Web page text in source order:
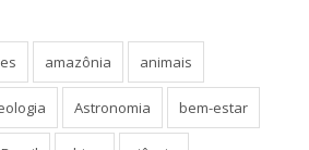
amazônia animais
Astronomia bem-estar